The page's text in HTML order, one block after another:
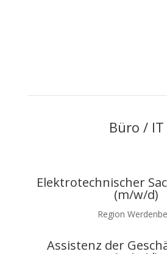
Büro / IT
Elektrotechnischer
(m/w/d)
Region
Assistenz der